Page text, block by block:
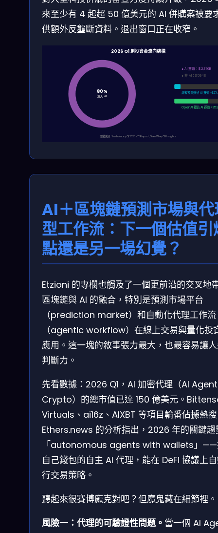
來至少有 4 起超 50 億美元的 AI 併購案被要
供額外反壟斷資料。退出窗口正在收窄。
80%
流入 AI
80%
流入 AI
● AI 賽道：$2,376B
● 非 AI：$594B
虛擬獨角獸佔 AI 賽道 ≈1.2%
OpenAI 獨佔 AI 賽道
2026 Q1 創投資金流向結構
數據來源：Lushbinary Q1 2026 VC Report, GeekWire, CB Insights
AI＋區塊鏈預測市場與
型工作流：下一個估值引
點還是另一場幻覺？
Etzioni 的專欄也觸及了一個更前沿的交叉地
區塊鏈與 AI 的融合，特別是預測市場平台
（prediction market）和自動化代理工作流
（agentic workflow）在線上交易與量化投
應用。這一塊的敘事張力最大，也最容易讓
判斷力。
先看數據：2026 Q1，AI 加密代理（AI
Crypto）的總市值已達 150 億美元。
Virtuals、ai16z、AIXBT 等項目輪番佔據熱
Ethers.news 的分析指出，2026 年的關鍵趨
「autonomous agents with wallets」——
自己錢包的自主 AI 代理，能在 DeFi 協議上
行交易策略。
聽起來很賽博龐克對吧？但魔鬼藏在細節裡。
風險一：代理的可驗證性問題。 當一個 AI